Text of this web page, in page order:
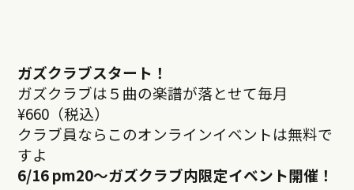
ガズクラブスタート！
ガズクラブは５曲の楽譜が落とせて毎月
¥660（税込）
クラブ員ならこのオンラインイベントは無料で
すよ
6/16 pm20～ガズクラブ内限定イベント開催！